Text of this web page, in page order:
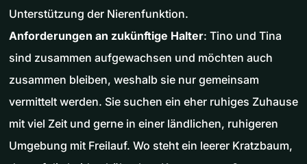
Unterstützung der Nierenfunktion.
Anforderungen an zukünftige Halter: Tino und Tina
sind zusammen aufgewachsen und möchten auch
zusammen bleiben, weshalb sie nur gemeinsam
vermittelt werden. Sie suchen ein eher ruhiges Zuhause
mit viel Zeit und gerne in einer ländlichen, ruhigeren
Umgebung mit Freilauf. Wo steht ein leerer Kratzbaum,